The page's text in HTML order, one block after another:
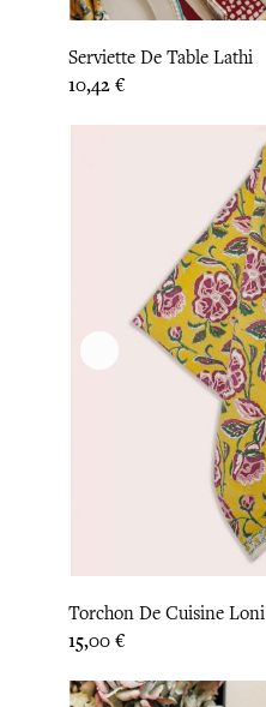
Serviette De Table Lathi
Prix
10,42 €
Torchon De Cuisine Loni
Prix
15,00 €